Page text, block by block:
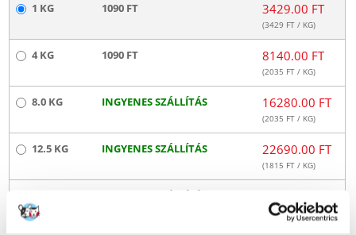
1 KG 1090 FT 3429.00 FT
(3429 FT / KG)
4 KG 1090 FT 8140.00 FT
(2035 FT / KG)
8.0 KG INGYENES SZÁLLÍTÁS 16280.00 FT
(2035 FT / KG)
12.5 KG INGYENES SZÁLLÍTÁS 22690.00 FT
(1815 FT / KG)
INGYENES SZÁLLÍTÁS
3346FT / KG)